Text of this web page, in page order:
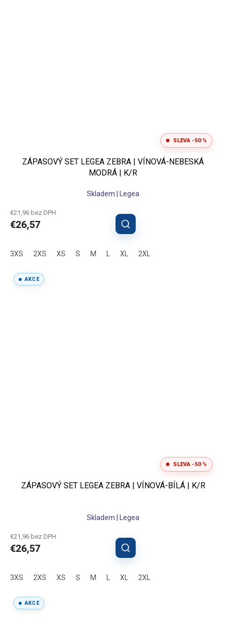
SLEVA -50 %
ZÁPASOVÝ SET LEGEA ZEBRA | VÍNOVÁ-NEBESKÁ
MODRÁ | K/R
Skladem | Legea
€21,96 bez DPH
€26,57
3XS 2XS XS S M L XL 2XL
AKCE
SLEVA -50 %
ZÁPASOVÝ SET LEGEA ZEBRA | VÍNOVÁ-BÍLÁ | K/R
Skladem | Legea
€21,96 bez DPH
€26,57
3XS 2XS XS S M L XL 2XL
AKCE